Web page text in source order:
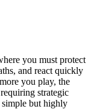
you must protect
and react quickly
you play, the
strategic
but highly